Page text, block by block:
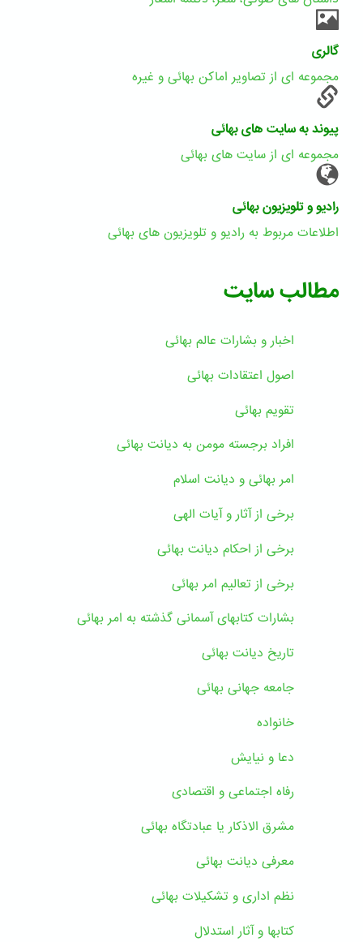
گالری
مجموعه ای از تصاویر اماکن بهائی و غیره
پیوند به سایت های بهائی
مجموعه ای از سایت های بهائی
رادیو و تلویزیون بهائی
اطلاعات مربوط به رادیو و تلویزیون های بهائی
مطالب سایت
اخبار و بشارات عالم بهائى
اصول اعتقادات بهائی
تقویم بهائی
افراد برجسته مومن به دیانت بهائی
امر بهائی و دیانت اسلام
برخی از آثار و آیات الهی
برخی از احکام دیانت بهائی
برخی از تعالیم امر بهائی
بشارات کتابهای آسمانی گذشته به امر بهائی
تاریخ دیانت بهائی
جامعه جهانی بهائی
خانواده
دعا و نیایش
رفاه اجتماعی و اقتصادی
مشرق الاذکار یا عبادتگاه بهائی
معرفی دیانت بهائی
نظم اداری و تشکیلات بهائی
کتابها و آثار استدلال